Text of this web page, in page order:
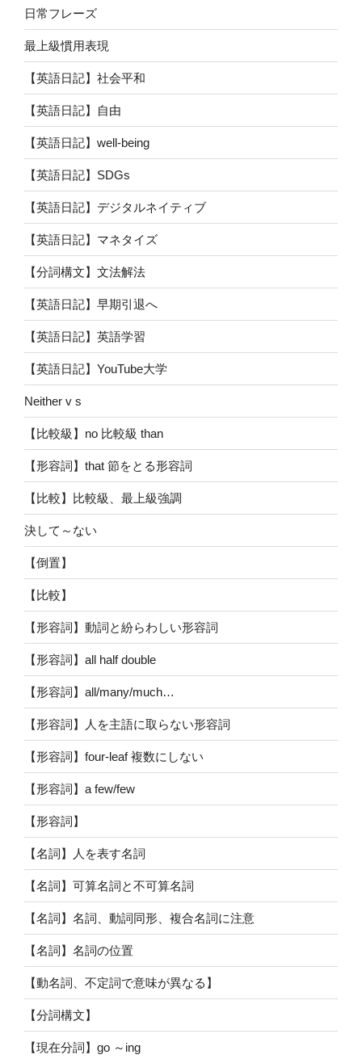
日常フレーズ
最上級慣用表現
【英語日記】社会平和
【英語日記】自由
【英語日記】well-being
【英語日記】SDGs
【英語日記】デジタルネイティブ
【英語日記】マネタイズ
【分詞構文】文法解法
【英語日記】早期引退へ
【英語日記】英語学習
【英語日記】YouTube大学
Neither v s
【比較級】no 比較級 than
【形容詞】that 節をとる形容詞
【比較】比較級、最上級強調
決して～ない
【倒置】
【比較】
【形容詞】動詞と紛らわしい形容詞
【形容詞】all half double
【形容詞】all/many/much…
【形容詞】人を主語に取らない形容詞
【形容詞】four-leaf 複数にしない
【形容詞】a few/few
【形容詞】
【名詞】人を表す名詞
【名詞】可算名詞と不可算名詞
【名詞】名詞、動詞同形、複合名詞に注意
【名詞】名詞の位置
【動名詞、不定詞で意味が異なる】
【分詞構文】
【現在分詞】go ～ing